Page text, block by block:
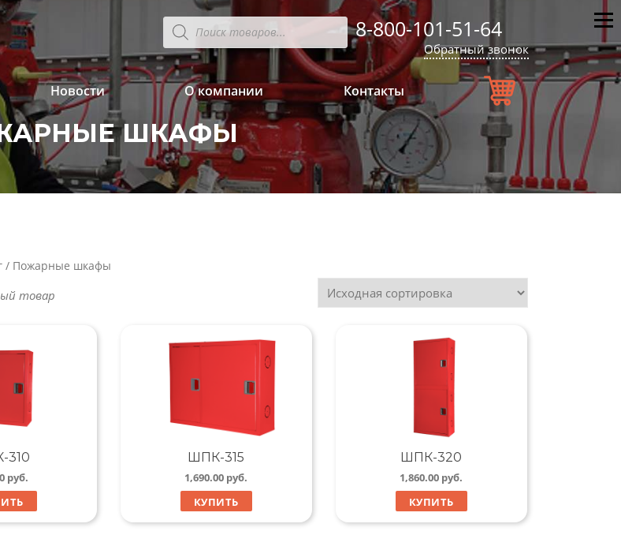
Поиск
товаров 8-800-101-51-64
Обратный звонок
Новости О компании Контакты
ШКАФЫ
/ Пожарные шкафы
товар
310
руб.
ШПК-315
1,690.00 руб.
КУПИТЬ
ШПК-320
1,860.00 руб.
КУПИТЬ